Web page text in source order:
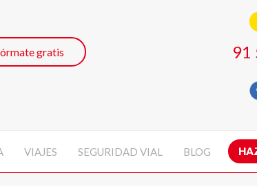
91
gratis
VIAJES SEGURIDAD VIAL BLOG